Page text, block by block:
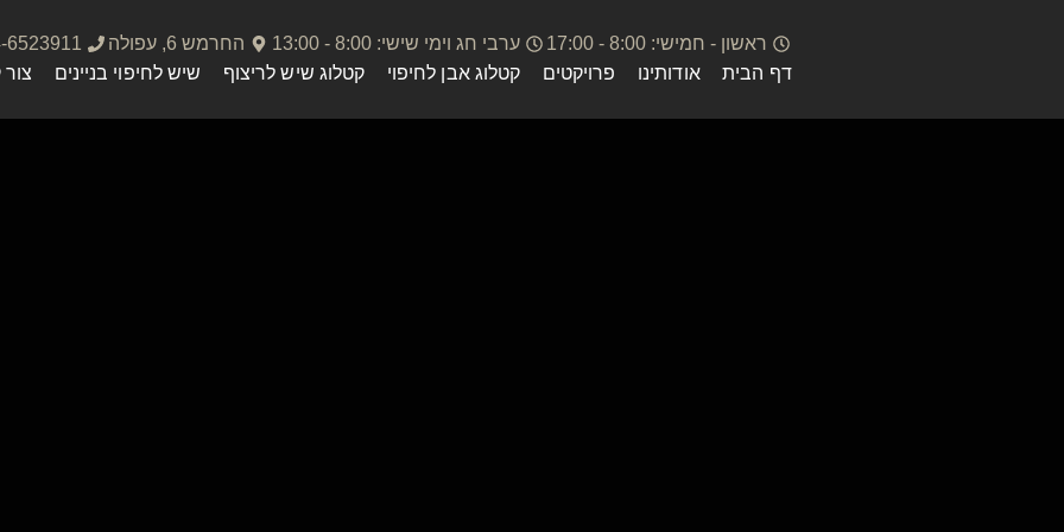
ראשון - חמישי: 8:00 - 17:00 ערבי חג וימי שישי: 8:00 - 13:00 החרמש 6, עפולה
6523911
דף הבית
אודותינו פרויקטים קטלוג אבן לחיפוי קטלוג שיש לריצוף שיש לחיפוי בניינים